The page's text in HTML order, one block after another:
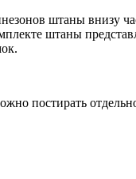
штаны внизу
штаны
постирать